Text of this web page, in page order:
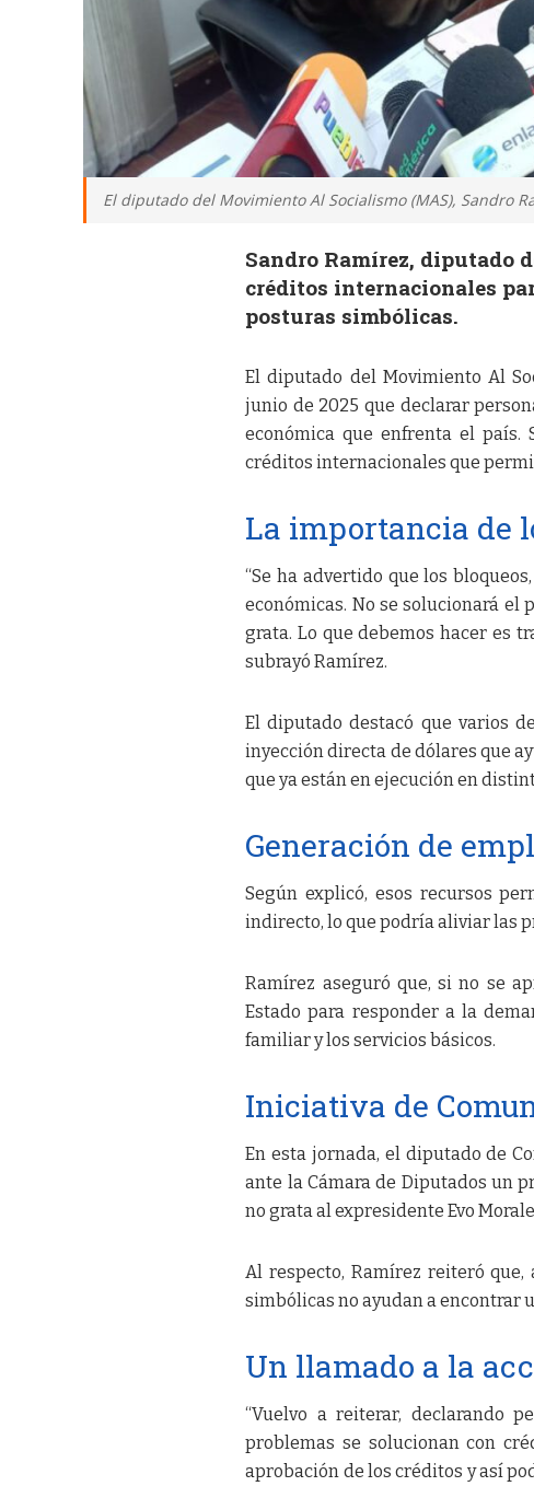
El diputado del Movimiento Al Socialismo (MAS), Sandro
Sandro Ramírez, diputado
créditos internacionales
posturas simbólicas.
El diputado del Movimiento Al
junio de 2025 que declarar
económica que enfrenta el
créditos internacionales que
La importancia de
“Se ha advertido que los
económicas. No se solucionará el
grata. Lo que debemos hacer es
subrayó Ramírez.
El diputado destacó que varios
inyección directa de dólares que
que ya están en ejecución en
Generación de
Según explicó, esos recursos
indirecto, lo que podría aliviar las
Ramírez aseguró que, si no se
Estado para responder a la
familiar y los servicios básicos.
Iniciativa de
En esta jornada, el diputado de
ante la Cámara de Diputados un
no grata al expresidente Evo
Al respecto, Ramírez reiteró
simbólicas no ayudan a encontrar
Un llamado a la
“Vuelvo a reiterar, declarando
problemas se solucionan con
aprobación de los créditos y así